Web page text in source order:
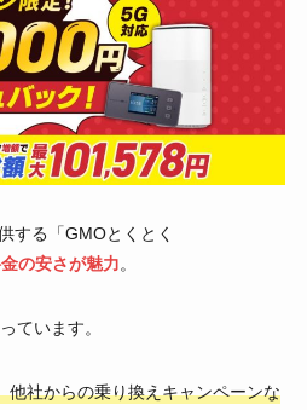
する「GMOとくとく
の安さが魅力。
ています。
他社からの乗り換えキャンペーンな